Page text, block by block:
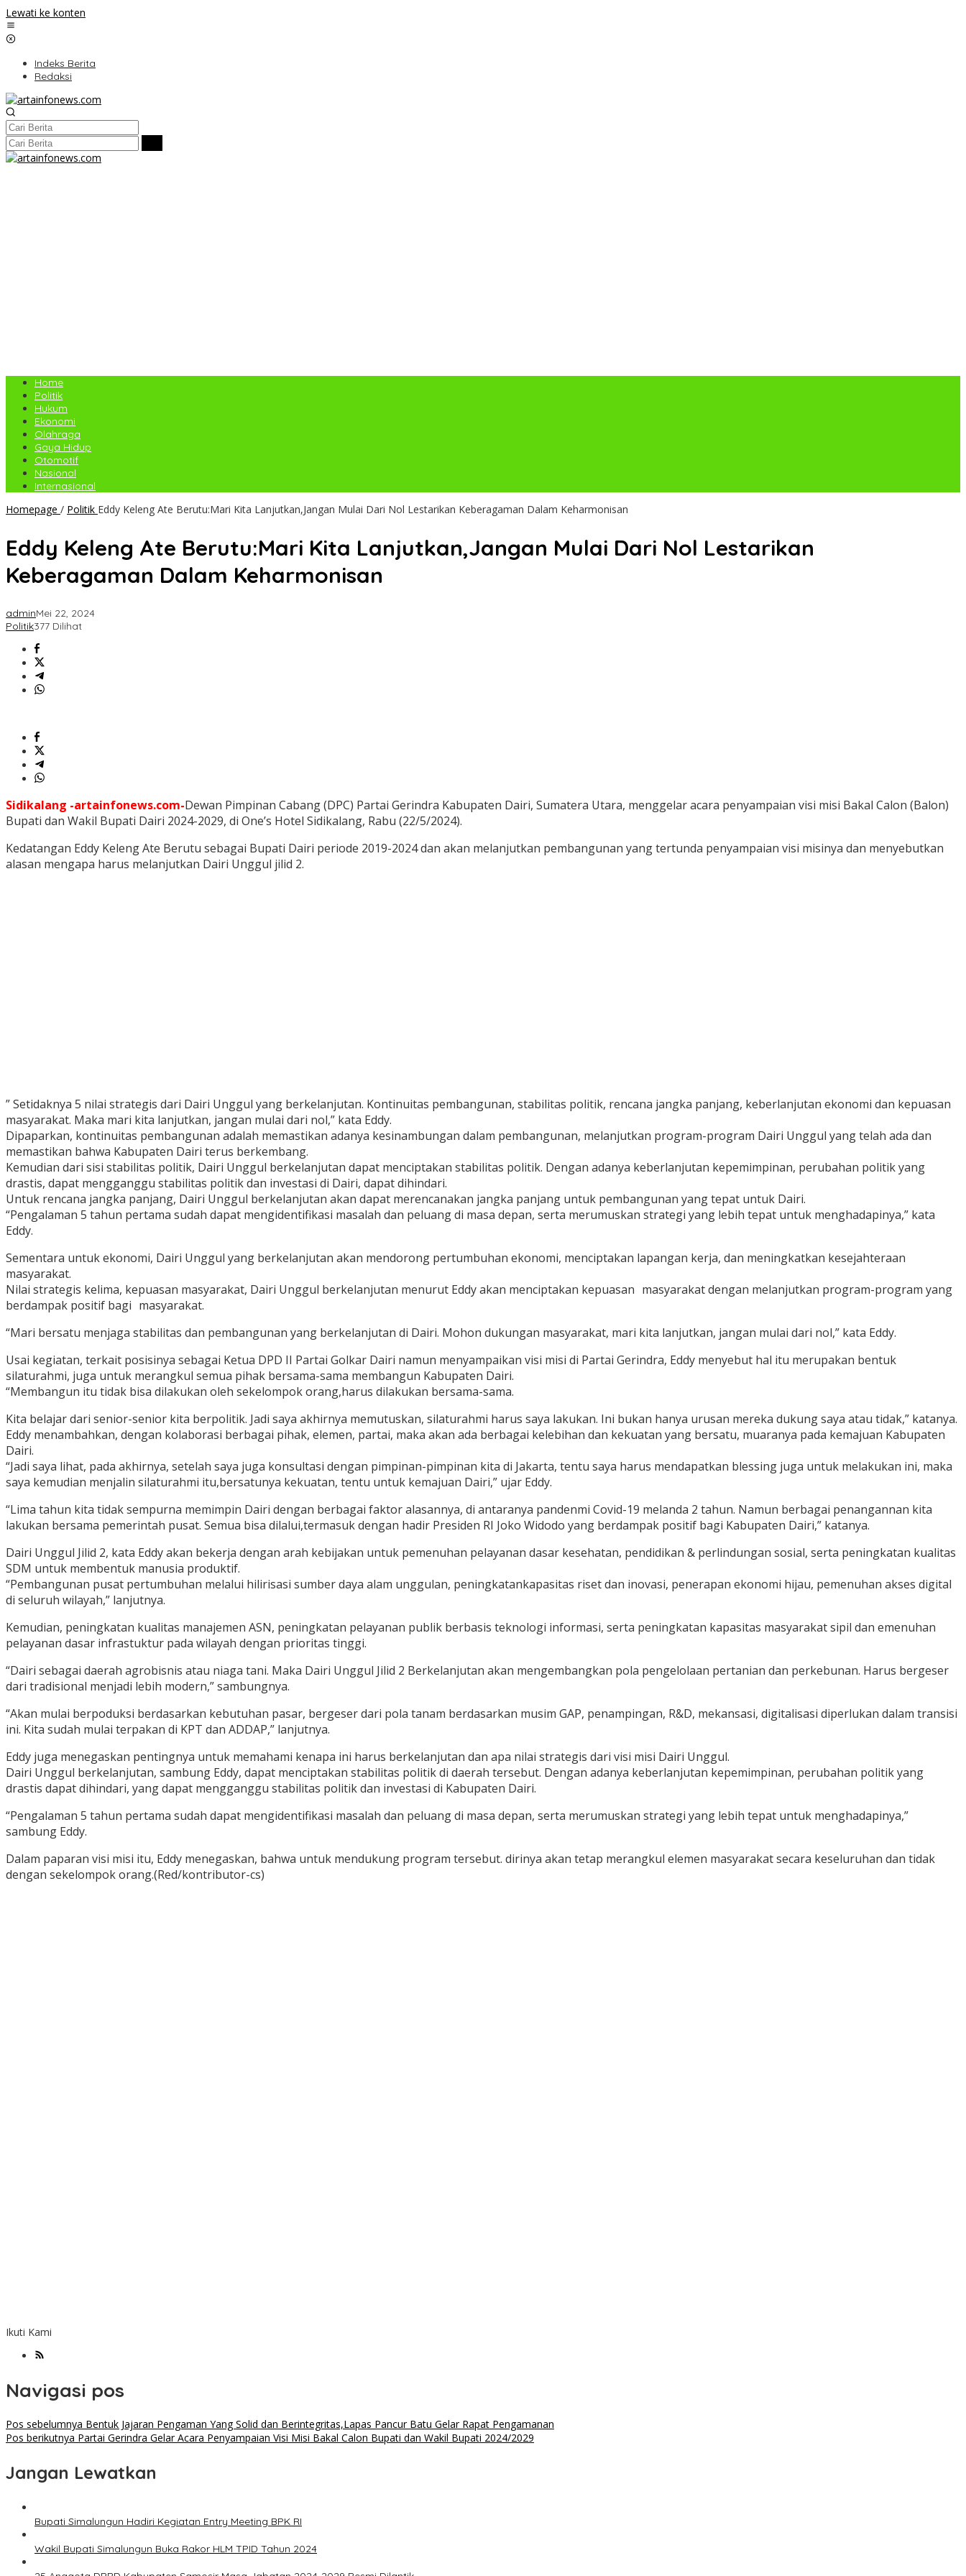
Lewati ke konten
Indeks Berita
Redaksi
Home
Politik
Hukum
Ekonomi
Olahraga
Gaya Hidup
Otomotif
Nasional
Internasional
Homepage / Politik Eddy Keleng Ate Berutu:Mari Kita Lanjutkan,Jangan Mulai Dari Nol Lestarikan Keberagaman Dalam Keharmonisan
Eddy Keleng Ate Berutu:Mari Kita Lanjutkan,Jangan Mulai Dari Nol Lestarikan
Keberagaman Dalam Keharmonisan
adminMei 22, 2024
Politik377 Dilihat
Sidikalang -artainfonews.com-Dewan Pimpinan Cabang (DPC) Partai Gerindra Kabupaten Dairi, Sumatera Utara, menggelar acara penyampaian visi misi Bakal Calon (Balon)
Bupati dan Wakil Bupati Dairi 2024-2029, di One’s Hotel Sidikalang, Rabu (22/5/2024).
Kedatangan Eddy Keleng Ate Berutu sebagai Bupati Dairi periode 2019-2024 dan akan melanjutkan pembangunan yang tertunda penyampaian visi misinya dan menyebutkan
alasan mengapa harus melanjutkan Dairi Unggul jilid 2.
” Setidaknya 5 nilai strategis dari Dairi Unggul yang berkelanjutan. Kontinuitas pembangunan, stabilitas politik, rencana jangka panjang, keberlanjutan ekonomi dan kepuasan
masyarakat. Maka mari kita lanjutkan, jangan mulai dari nol,” kata Eddy.
Dipaparkan, kontinuitas pembangunan adalah memastikan adanya kesinambungan dalam pembangunan, melanjutkan program-program Dairi Unggul yang telah ada dan
memastikan bahwa Kabupaten Dairi terus berkembang.
Kemudian dari sisi stabilitas politik, Dairi Unggul berkelanjutan dapat menciptakan stabilitas politik. Dengan adanya keberlanjutan kepemimpinan, perubahan politik yang
drastis, dapat mengganggu stabilitas politik dan investasi di Dairi, dapat dihindari.
Untuk rencana jangka panjang, Dairi Unggul berkelanjutan akan dapat merencanakan jangka panjang untuk pembangunan yang tepat untuk Dairi.
“Pengalaman 5 tahun pertama sudah dapat mengidentifikasi masalah dan peluang di masa depan, serta merumuskan strategi yang lebih tepat untuk menghadapinya,” kata
Eddy.
Sementara untuk ekonomi, Dairi Unggul yang berkelanjutan akan mendorong pertumbuhan ekonomi, menciptakan lapangan kerja, dan meningkatkan kesejahteraan
masyarakat.
Nilai strategis kelima, kepuasan masyarakat, Dairi Unggul berkelanjutan menurut Eddy akan menciptakan kepuasan masyarakat dengan melanjutkan program-program yang
berdampak positif bagi masyarakat.
“Mari bersatu menjaga stabilitas dan pembangunan yang berkelanjutan di Dairi. Mohon dukungan masyarakat, mari kita lanjutkan, jangan mulai dari nol,” kata Eddy.
Usai kegiatan, terkait posisinya sebagai Ketua DPD II Partai Golkar Dairi namun menyampaikan visi misi di Partai Gerindra, Eddy menyebut hal itu merupakan bentuk
silaturahmi, juga untuk merangkul semua pihak bersama-sama membangun Kabupaten Dairi.
“Membangun itu tidak bisa dilakukan oleh sekelompok orang,harus dilakukan bersama-sama.
Kita belajar dari senior-senior kita berpolitik. Jadi saya akhirnya memutuskan, silaturahmi harus saya lakukan. Ini bukan hanya urusan mereka dukung saya atau tidak,” katanya.
Eddy menambahkan, dengan kolaborasi berbagai pihak, elemen, partai, maka akan ada berbagai kelebihan dan kekuatan yang bersatu, muaranya pada kemajuan Kabupaten
Dairi.
“Jadi saya lihat, pada akhirnya, setelah saya juga konsultasi dengan pimpinan-pimpinan kita di Jakarta, tentu saya harus mendapatkan blessing juga untuk melakukan ini, maka
saya kemudian menjalin silaturahmi itu,bersatunya kekuatan, tentu untuk kemajuan Dairi,” ujar Eddy.
“Lima tahun kita tidak sempurna memimpin Dairi dengan berbagai faktor alasannya, di antaranya pandenmi Covid-19 melanda 2 tahun. Namun berbagai penangannan kita
lakukan bersama pemerintah pusat. Semua bisa dilalui,termasuk dengan hadir Presiden RI Joko Widodo yang berdampak positif bagi Kabupaten Dairi,” katanya.
Dairi Unggul Jilid 2, kata Eddy akan bekerja dengan arah kebijakan untuk pemenuhan pelayanan dasar kesehatan, pendidikan & perlindungan sosial, serta peningkatan kualitas
SDM untuk membentuk manusia produktif.
“Pembangunan pusat pertumbuhan melalui hilirisasi sumber daya alam unggulan, peningkatankapasitas riset dan inovasi, penerapan ekonomi hijau, pemenuhan akses digital
di seluruh wilayah,” lanjutnya.
Kemudian, peningkatan kualitas manajemen ASN, peningkatan pelayanan publik berbasis teknologi informasi, serta peningkatan kapasitas masyarakat sipil dan emenuhan
pelayanan dasar infrastuktur pada wilayah dengan prioritas tinggi.
“Dairi sebagai daerah agrobisnis atau niaga tani. Maka Dairi Unggul Jilid 2 Berkelanjutan akan mengembangkan pola pengelolaan pertanian dan perkebunan. Harus bergeser
dari tradisional menjadi lebih modern,” sambungnya.
“Akan mulai berpoduksi berdasarkan kebutuhan pasar, bergeser dari pola tanam berdasarkan musim GAP, penampingan, R&D, mekansasi, digitalisasi diperlukan dalam transisi
ini. Kita sudah mulai terpakan di KPT dan ADDAP,” lanjutnya.
Eddy juga menegaskan pentingnya untuk memahami kenapa ini harus berkelanjutan dan apa nilai strategis dari visi misi Dairi Unggul.
Dairi Unggul berkelanjutan, sambung Eddy, dapat menciptakan stabilitas politik di daerah tersebut. Dengan adanya keberlanjutan kepemimpinan, perubahan politik yang
drastis dapat dihindari, yang dapat mengganggu stabilitas politik dan investasi di Kabupaten Dairi.
“Pengalaman 5 tahun pertama sudah dapat mengidentifikasi masalah dan peluang di masa depan, serta merumuskan strategi yang lebih tepat untuk menghadapinya,”
sambung Eddy.
Dalam paparan visi misi itu, Eddy menegaskan, bahwa untuk mendukung program tersebut. dirinya akan tetap merangkul elemen masyarakat secara keseluruhan dan tidak
dengan sekelompok orang.(Red/kontributor-cs)
Ikuti Kami
Navigasi pos
Pos sebelumnya Bentuk Jajaran Pengaman Yang Solid dan Berintegritas,Lapas Pancur Batu Gelar Rapat Pengamanan
Pos berikutnya Partai Gerindra Gelar Acara Penyampaian Visi Misi Bakal Calon Bupati dan Wakil Bupati 2024/2029
Jangan Lewatkan
Bupati Simalungun Hadiri Kegiatan Entry Meeting BPK RI
Wakil Bupati Simalungun Buka Rakor HLM TPID Tahun 2024